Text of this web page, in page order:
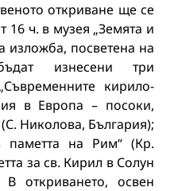
откриване ще се
16 ч. в музея „Земята и
изложба, посветена на
изнесени три
кирило-
в Европа – посоки,
(С. Николова, България);
на Рим“ (Кр.
за св. Кирил в Солун
откриването, освен